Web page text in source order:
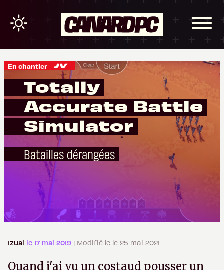
En chantier
Totally
Accurate Battle
Simulator
Batailles dérangées
Izual le 17 mai 2019 | Modifié le le 25 mai 2021
Quand j'ai vu un costaud pousser un